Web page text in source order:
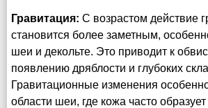
Гравитация: С возрастом действие
становится более заметным,
шеи и декольте. Это приводит к
появлению дряблости и глубоких
Гравитационные изменения
области шеи, где кожа часто